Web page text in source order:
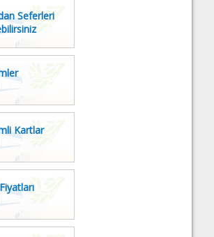
Seferleri
Kartlar